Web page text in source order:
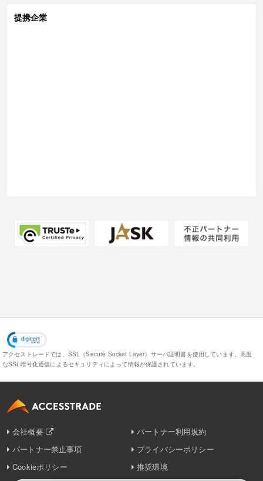
提携企業
アクセストレードでは、SSL（Secure Socket Layer）サーバ証明書を使用しています。高度
なSSL暗号化通信によるセキュリティによって情報が保護されています。
会社概要
パートナー利用規約
パートナー禁止事項
プライバシーポリシー
Cookieポリシー
推奨環境